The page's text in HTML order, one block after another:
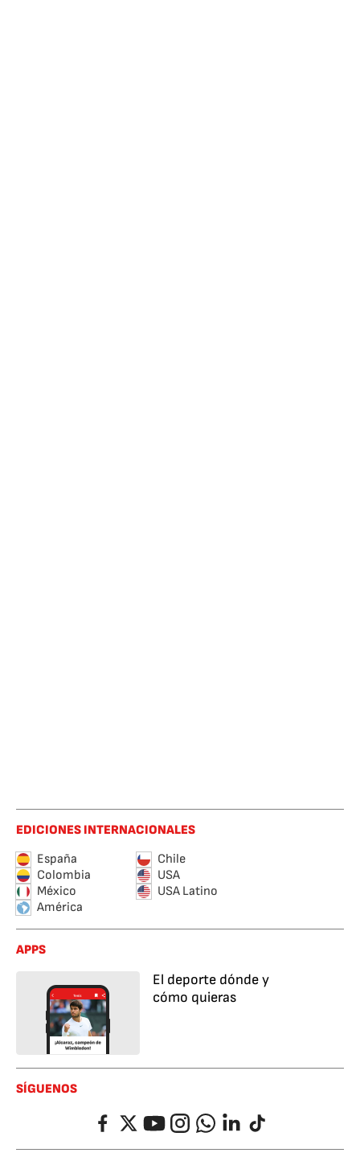
EDICIONES INTERNACIONALES
España
Chile
Colombia
USA
México
USA Latino
América
APPS
El deporte dónde y
cómo quieras
SÍGUENOS
FacebookTwitterYouTubeInstagramWhatsappLinkedIn
TikTok